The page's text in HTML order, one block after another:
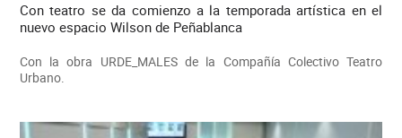
Con teatro se da comienzo a la temporada artística en el
nuevo espacio Wilson de Peñablanca
Con la obra URDE_MALES de la Compañía Colectivo Teatro
Urbano.